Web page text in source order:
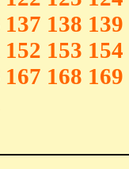
137 138 139
152 153 154
167 168 169